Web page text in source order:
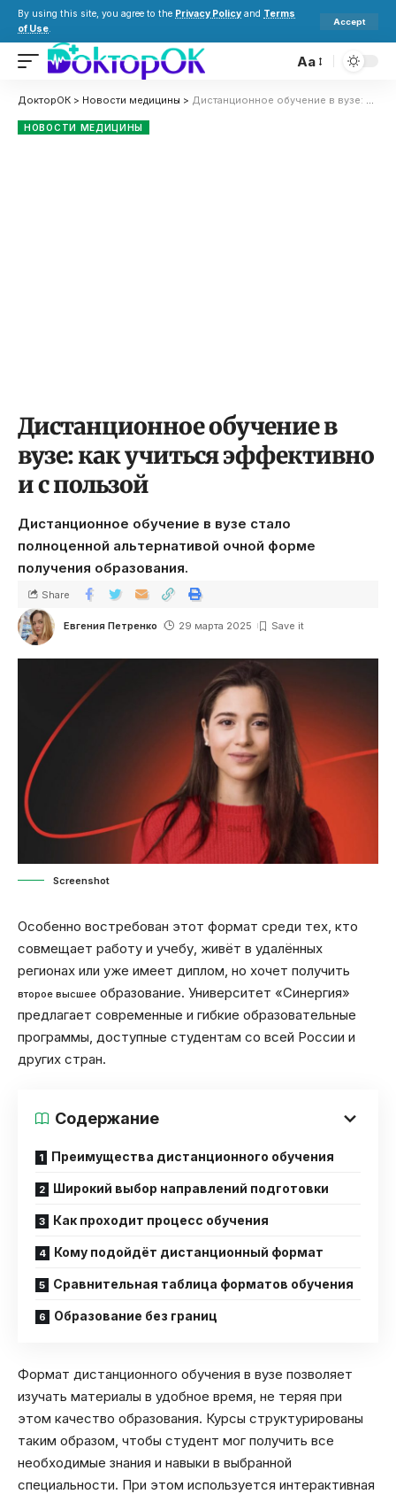
By using this site, you agree to the Privacy Policy and Terms
of Use.
Accept
Aa
ДокторОК > Новости медицины > Дистанционное обучение в вузе: как учиться эффективно и с пользой
НОВОСТИ МЕДИЦИНЫ
Дистанционное обучение в
вузе: как учиться эффективно
и с пользой
Дистанционное обучение в вузе стало
полноценной альтернативой очной форме
получения образования.
Евгения Петренко 29 марта 2025
Share
Screenshot
Особенно востребован этот формат среди тех, кто
совмещает работу и учебу, живёт в удалённых
регионах или уже имеет диплом, но хочет получить
второе высшее образование. Университет «Синергия»
предлагает современные и гибкие образовательные
программы, доступные студентам со всей России и
других стран.
Содержание
Преимущества дистанционного обучения
Широкий выбор направлений подготовки
Как проходит процесс обучения
Кому подойдёт дистанционный формат
Сравнительная таблица форматов обучения
Образование без границ
Формат дистанционного обучения в вузе позволяет
изучать материалы в удобное время, не теряя при
этом качество образования. Курсы структурированы
таким образом, чтобы студент мог получить все
необходимые знания и навыки в выбранной
специальности. При этом используется интерактивная